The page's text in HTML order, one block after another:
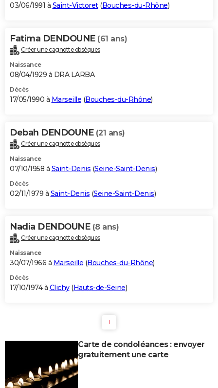
03/06/1991 à Saint-Victoret(Bouches-du-Rhône)
Fatima DENDOUNE (61 ans)
Créer une cagnotte obsèques
Naissance
08/04/1929 à DRA LARBA
Décès
17/05/1990 à Marseille (Bouches-du-Rhône)
Debah DENDOUNE (21 ans)
Créer une cagnotte obsèques
Naissance
07/10/1958 à Saint-Denis (Seine-Saint-Denis)
Décès
02/11/1979 à Saint-Denis (Seine-Saint-Denis)
Nadia DENDOUNE (8 ans)
Créer une cagnotte obsèques
Naissance
30/07/1966 à Marseille (Bouches-du-Rhône)
Décès
17/10/1974 à Clichy(Hauts-de-Seine)
1
Carte de condoléances : envoyer
gratuitement une carte